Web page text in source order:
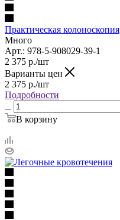
Практическая колоноскопия
Много
Арт.: 978-5-908029-39-1
2 375 р./шт
Варианты цен
2 375 р./шт
Подробности
В корзину